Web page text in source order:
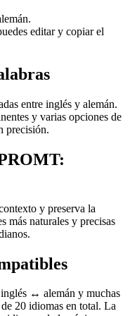
editar y copiar el
entre inglés y alemán.
y varias opciones de
precisión.
y preserva la
más naturales y precisas
↔ alemán y muchas
20 idiomas en total. La